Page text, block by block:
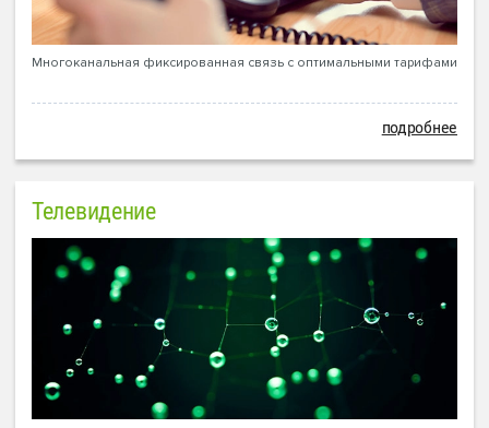
Многоканальная фиксированная связь с оптимальными тарифами
подробнее
Телевидение